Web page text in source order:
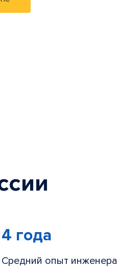
4 года
Средний опыт инженера